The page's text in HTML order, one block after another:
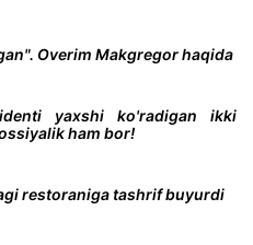
Overim Makgregor haqida
yaxshi ko'radigan ikki
ham bor!
restoraniga tashrif buyurdi